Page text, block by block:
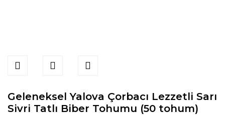
Geleneksel Yalova Çorbacı Lezzetli Sarı
Sivri Tatlı Biber Tohumu (50 tohum)